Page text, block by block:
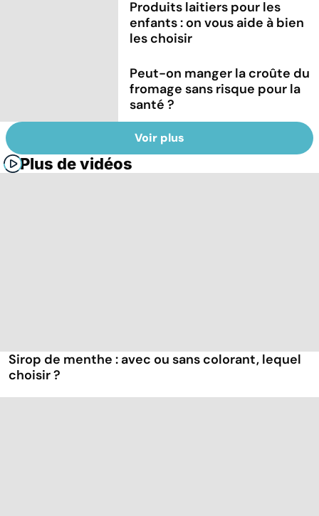
Produits laitiers pour les
enfants : on vous aide à bien
les choisir
Peut-on manger la croûte du
fromage sans risque pour la
santé ?
Voir plus
Plus de vidéos
Sirop de menthe : avec ou sans colorant, lequel
choisir ?